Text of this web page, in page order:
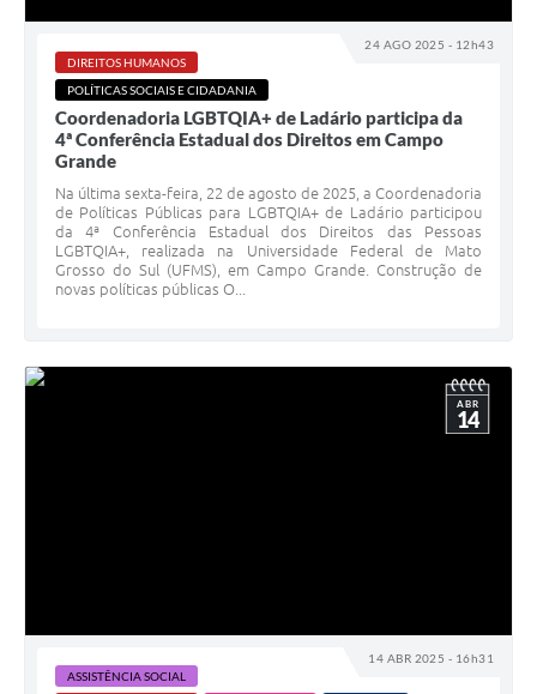
24 AGO 2025 - 12h43
DIREITOS HUMANOS
POLÍTICAS SOCIAIS E CIDADANIA
Coordenadoria LGBTQIA+ de Ladário participa da
4ª Conferência Estadual dos Direitos em Campo
Grande
Na última sexta-feira, 22 de agosto de 2025, a Coordenadoria
de Políticas Públicas para LGBTQIA+ de Ladário participou
da 4ª Conferência Estadual dos Direitos das Pessoas
LGBTQIA+, realizada na Universidade Federal de Mato
Grosso do Sul (UFMS), em Campo Grande. Construção de
novas políticas públicas O...
14 ABR 2025 - 16h31
ABR
14
ASSISTÊNCIA SOCIAL